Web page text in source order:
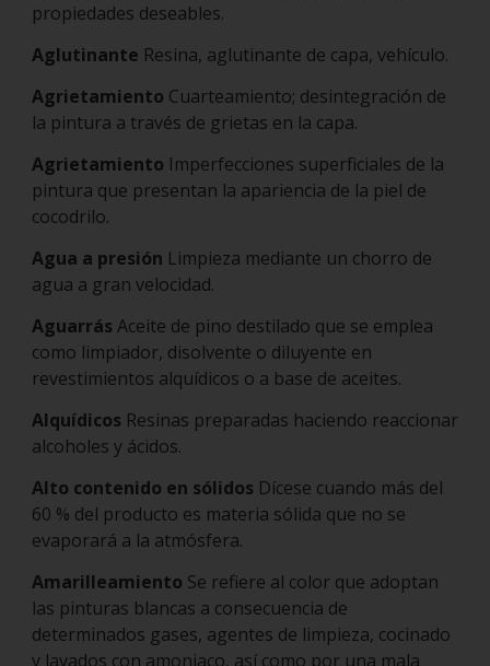
propiedades deseables.
Aglutinante Resina, aglutinante de capa, vehículo.
Agrietamiento Cuarteamiento; desintegración de
la pintura a través de grietas en la capa.
Agrietamiento Imperfecciones superficiales de la
pintura que presentan la apariencia de la piel de
cocodrilo.
Agua a presión Limpieza mediante un chorro de
agua a gran velocidad.
Aguarrás Aceite de pino destilado que se emplea
como limpiador, disolvente o diluyente en
revestimientos alquídicos o a base de aceites.
Alquídicos Resinas preparadas haciendo reaccionar
alcoholes y ácidos.
Alto contenido en sólidos Dícese cuando más del
60 % del producto es materia sólida que no se
evaporará a la atmósfera.
Amarilleamiento Se refiere al color que adoptan
las pinturas blancas a consecuencia de
determinados gases, agentes de limpieza, cocinado
y lavados con amoniaco, así como por una mala